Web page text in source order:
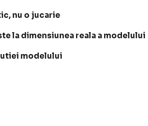
nu o jucarie
la dimensiunea reala a modelului
modelului